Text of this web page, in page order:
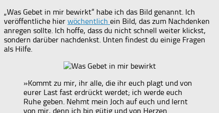
„Was Gebet in mir bewirkt“ habe ich das Bild genannt. Ich
veröffentliche hier wöchentlich ein Bild, das zum Nachdenken
anregen sollte. Ich hoffe, dass du nicht schnell weiter klickst,
sondern darüber nachdenkst. Unten findest du einige Fragen
als Hilfe.
»Kommt zu mir, ihr alle, die ihr euch plagt und von
eurer Last fast erdrückt werdet; ich werde euch
Ruhe geben. Nehmt mein Joch auf euch und lernt
von mir, denn ich bin gütig und von Herzen